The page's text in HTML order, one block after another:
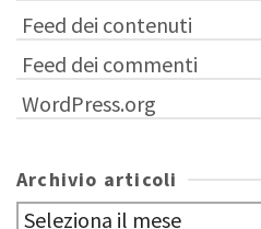
Feed dei contenuti
Feed dei commenti
WordPress.org
Archivio articoli
Archivio